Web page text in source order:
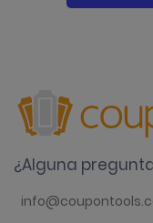
¿Alguna